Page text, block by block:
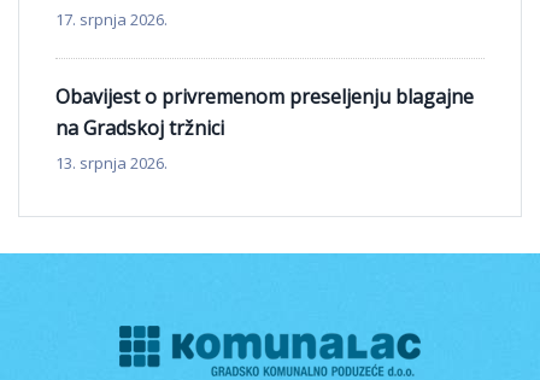
17. srpnja 2026.
Obavijest o privremenom preseljenju blagajne
na Gradskoj tržnici
13. srpnja 2026.